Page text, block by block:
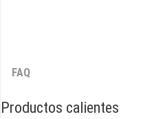
FAQ
Productos calientes